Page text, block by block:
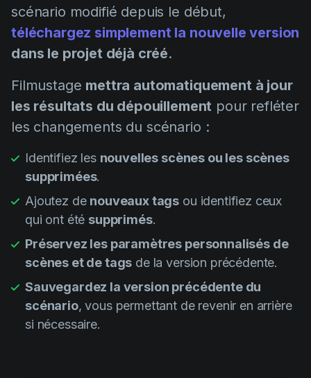
scénario modifié depuis le début,
téléchargez simplement la nouvelle version
dans le projet déjà créé.
Filmustage mettra automatiquement à jour
les résultats du dépouillement pour refléter
les changements du scénario :
Identifiez les nouvelles scènes ou les scènes
supprimées.
Ajoutez de nouveaux tags ou identifiez ceux
qui ont été supprimés.
Préservez les paramètres personnalisés de
scènes et de tags de la version précédente.
Sauvegardez la version précédente du
scénario, vous permettant de revenir en arrière
si nécessaire.